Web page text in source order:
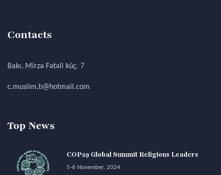
Contacts
Bakı, Mirzə Fətəli küç. 7
c.muslim.b@hotmail.com
Top News
COP29 Global Summit Religious Leaders
5-6 November, 2024